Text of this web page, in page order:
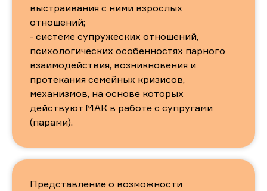
выстраивания с ними взрослых
отношений;
- системе супружеских отношений,
психологических особенностях парного
взаимодействия, возникновения и
протекания семейных кризисов,
механизмов, на основе которых
действуют МАК в работе с супругами
(парами).
Представление о возможности
Тарифы на участие